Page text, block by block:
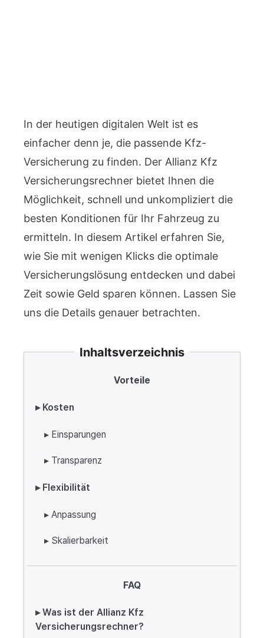
In der heutigen digitalen Welt ist es
einfacher denn je, die passende Kfz-
Versicherung zu finden. Der Allianz Kfz
Versicherungsrechner bietet Ihnen die
Möglichkeit, schnell und unkompliziert die
besten Konditionen für Ihr Fahrzeug zu
ermitteln. In diesem Artikel erfahren Sie,
wie Sie mit wenigen Klicks die optimale
Versicherungslösung entdecken und dabei
Zeit sowie Geld sparen können. Lassen Sie
uns die Details genauer betrachten.
Inhaltsverzeichnis
Vorteile
▸ Kosten
▸ Einsparungen
▸ Transparenz
▸ Flexibilität
▸ Anpassung
▸ Skalierbarkeit
FAQ
▸ Was ist der Allianz Kfz
Versicherungsrechner?